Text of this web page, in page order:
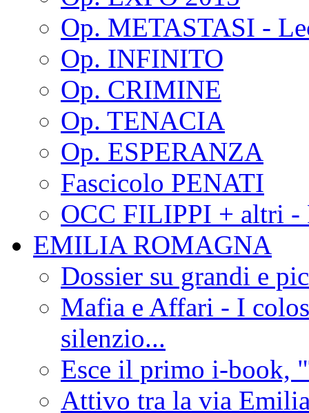
Op. METASTASI -
Op. INFINITO
Op. CRIMINE
Op. TENACIA
Op. ESPERANZA
Fascicolo PENATI
OCC FILIPPI + altri -
EMILIA ROMAGNA
Dossier su grandi e
Mafia e Affari - I
silenzio...
Esce il primo i-book,
Attivo tra la via